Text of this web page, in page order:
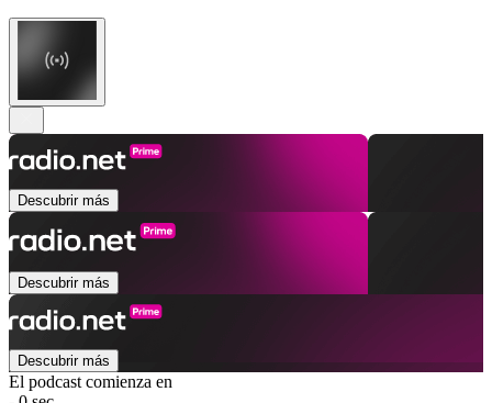
Descubrir más
Descubrir más
Descubrir más
El podcast comienza en